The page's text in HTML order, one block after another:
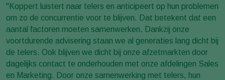
"Koppert luistert naar telers en anticipeert op hun problemen
om zo de concurrentie voor te blijven. Dat betekent dat een
aantal factoren moeten samenwerken. Dankzij onze
voortdurende advisering staan we al generaties lang dicht bij
de telers. Ook blijven we dicht bij onze afzetmarkten door
dagelijks contact te onderhouden met onze afdelingen Sales
en Marketing. Door onze samenwerking met telers, hun